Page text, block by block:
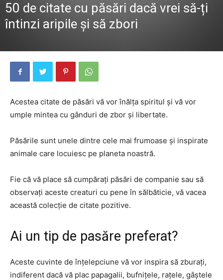
50 de citate cu păsări dacă vrei să-ți
întinzi aripile și să zbori
Acestea citate de păsări vă vor înălța spiritul și vă vor
umple mintea cu gânduri de zbor și libertate.
Păsările sunt unele dintre cele mai frumoase și inspirate
animale care locuiesc pe planeta noastră.
Fie că vă place să cumpărați păsări de companie sau să
observați aceste creaturi cu pene în sălbăticie, vă vacea
această colecție de citate pozitive.
Ai un tip de pasăre preferat?
Aceste cuvinte de înțelepciune vă vor inspira să zburați,
indiferent dacă vă plac papagalii, bufnițele, rațele, gâștele